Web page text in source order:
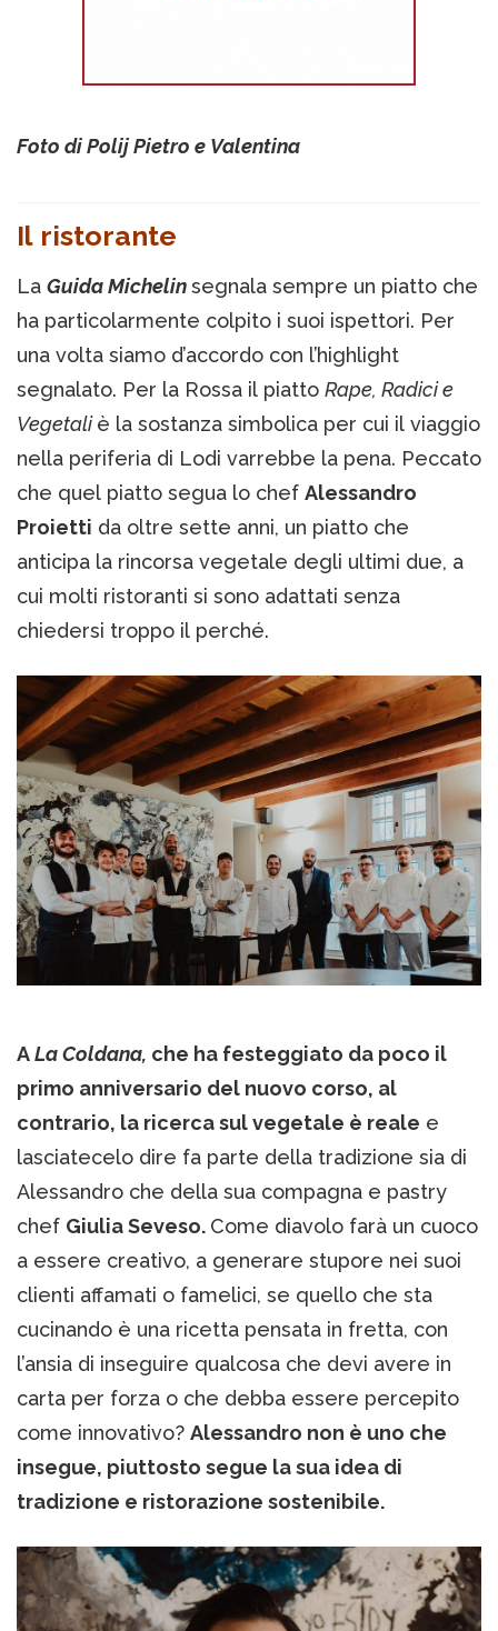
Foto di Polij Pietro e Valentina
Il ristorante
La Guida Michelinsegnala sempre un piatto che
ha particolarmente colpito i suoi ispettori. Per
una volta siamo d’accordo con l’highlight
segnalato. Per la Rossa il piatto Rape, Radici e
Vegetaliè la sostanza simbolica per cui il viaggio
nella periferia di Lodi varrebbe la pena. Peccato
che quel piatto segua lo chef Alessandro
Proietti da oltre sette anni, un piatto che
anticipa la rincorsa vegetale degli ultimi due, a
cui molti ristoranti si sono adattati senza
chiedersi troppo il perché.
ALa Coldana, che ha festeggiato da poco il
primo anniversario del nuovo corso, al
contrario, la ricerca sul vegetale è reale e
lasciatecelo dire fa parte della tradizione sia di
Alessandro che della sua compagna e pastry
chef Giulia Seveso. Come diavolo farà un cuoco
a essere creativo, a generare stupore nei suoi
clienti affamati o famelici, se quello che sta
cucinando è una ricetta pensata in fretta, con
l’ansia di inseguire qualcosa che devi avere in
carta per forza o che debba essere percepito
come innovativo? Alessandro non è uno che
insegue, piuttosto segue la sua idea di
tradizione e ristorazione sostenibile.